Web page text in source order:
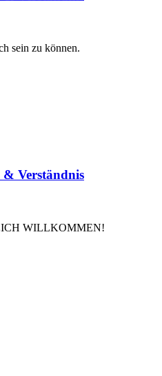
sein zu können.
& Verständnis
WILLKOMMEN!